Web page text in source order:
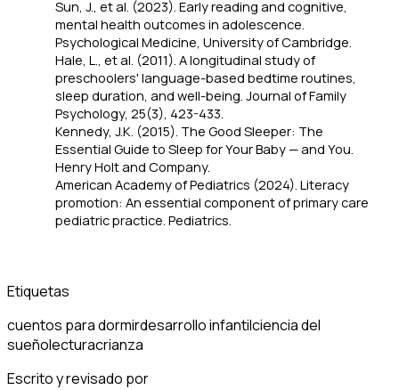
Sun, J., et al. (2023). Early reading and cognitive,
mental health outcomes in adolescence.
Psychological Medicine, University of Cambridge.
Hale, L., et al. (2011). A longitudinal study of
preschoolers' language-based bedtime routines,
sleep duration, and well-being. Journal of Family
Psychology, 25(3), 423-433.
Kennedy, J.K. (2015). The Good Sleeper: The
Essential Guide to Sleep for Your Baby — and You.
Henry Holt and Company.
American Academy of Pediatrics (2024). Literacy
promotion: An essential component of primary care
pediatric practice. Pediatrics.
Etiquetas
cuentos para dormirdesarrollo infantilciencia del
sueñolecturacrianza
Escrito y revisado por